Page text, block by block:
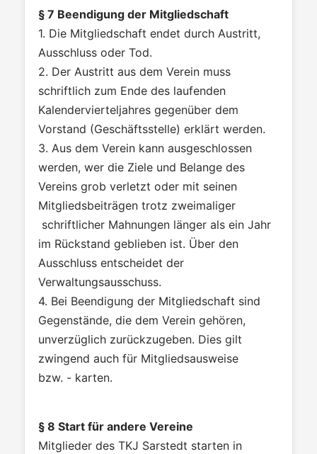
§ 7 Beendigung der Mitgliedschaft
1. Die Mitgliedschaft endet durch Austritt,
Ausschluss oder Tod.
2. Der Austritt aus dem Verein muss
schriftlich zum Ende des laufenden
Kalendervierteljahres gegenüber dem
Vorstand (Geschäftsstelle) erklärt werden.
3. Aus dem Verein kann ausgeschlossen
werden, wer die Ziele und Belange des
Vereins grob verletzt oder mit seinen
Mitgliedsbeiträgen trotz zweimaliger
schriftlicher Mahnungen länger als ein Jahr
im Rückstand geblieben ist. Über den
Ausschluss entscheidet der
Verwaltungsausschuss.
4. Bei Beendigung der Mitgliedschaft sind
Gegenstände, die dem Verein gehören,
unverzüglich zurückzugeben. Dies gilt
zwingend auch für Mitgliedsausweise
bzw. - karten.
§ 8 Start für andere Vereine
Mitglieder des TKJ Sarstedt starten in